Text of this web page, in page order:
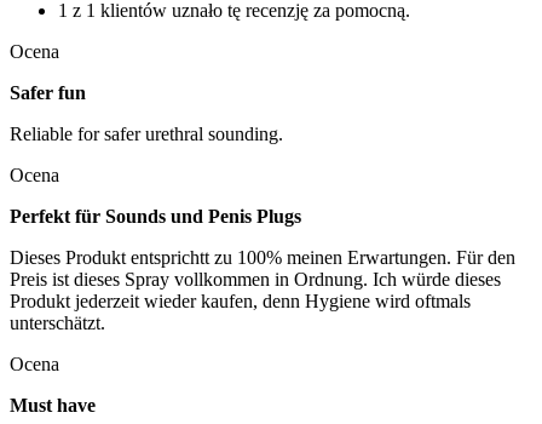
1 z 1 klientów uznało tę recenzję za pomocną.
Ocena
Safer fun
Reliable for safer urethral sounding.
Ocena
Perfekt für Sounds und Penis Plugs
Dieses Produkt entsprichtt zu 100% meinen Erwartungen. Für den
Preis ist dieses Spray vollkommen in Ordnung. Ich würde dieses
Produkt jederzeit wieder kaufen, denn Hygiene wird oftmals
unterschätzt.
Ocena
Must have